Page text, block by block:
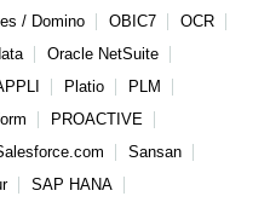
/ Domino OBIC7
OCR
Oracle NetSuite
Platio
PLM
PROACTIVE
Sansan
SAP HANA